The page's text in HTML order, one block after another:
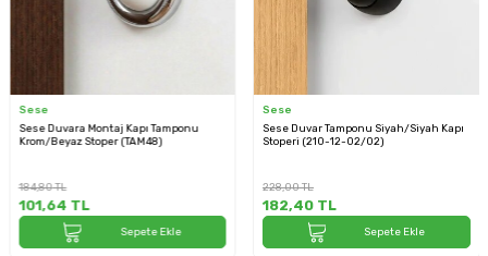
Sese
Sese Duvara Montaj Kapı Tamponu
Krom/Beyaz Stoper (TAM48)
184,80TL
101,64 TL
Sepete Ekle
Sese
Sese Duvar Tamponu Siyah/Siyah Kapı
Stoperi (210-12-02/02)
228,00TL
182,40TL
Sepete Ekle